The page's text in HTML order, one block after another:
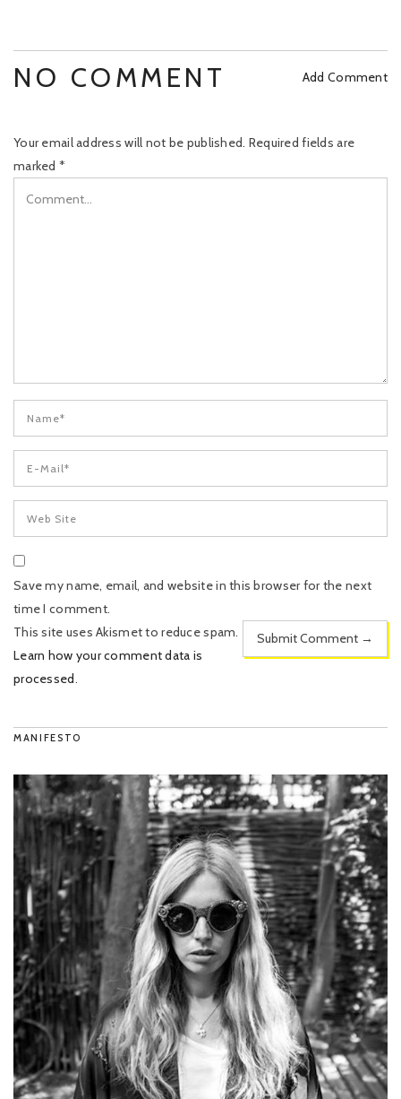
NO COMMENT Add Comment
Your email address will not be published. Required fields are
marked *
Save my name, email, and website in this browser for the next
time I comment.
This site uses Akismet to reduce spam.
Learn how your comment data is
processed.
MANIFESTO